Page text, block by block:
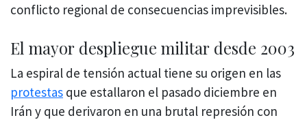
conflicto regional de consecuencias imprevisibles.
El mayor despliegue militar desde 2003
La espiral de tensión actual tiene su origen en las
protestas que estallaron el pasado diciembre en
Irán y que derivaron en una brutal represión con